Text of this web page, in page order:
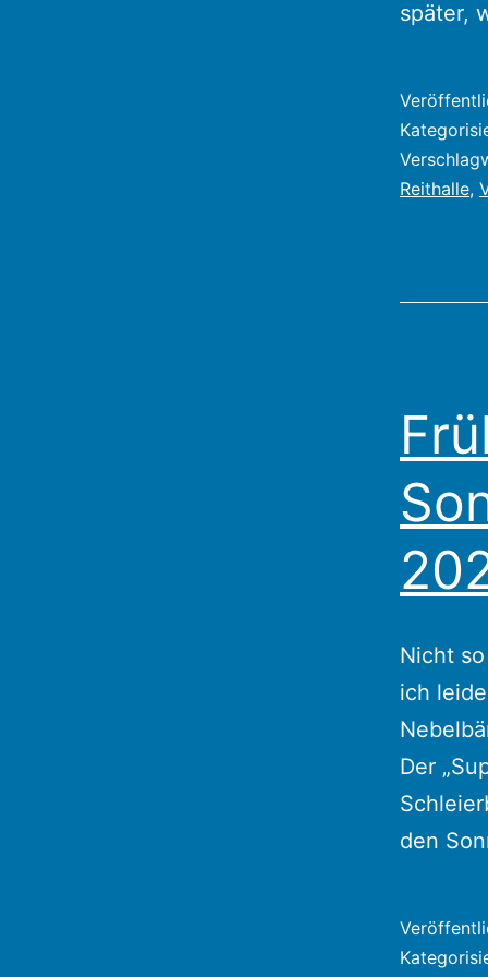
später,
Reithalle,
Nicht
ich
Der
den